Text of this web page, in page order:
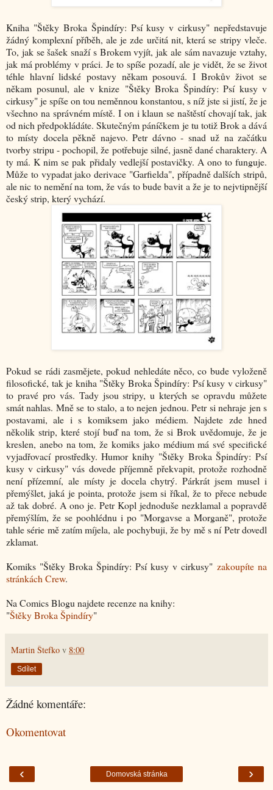
Kniha "Štěky Broka Špindíry: Psí kusy v cirkusy" nepředstavuje
žádný komplexní příběh, ale je zde určitá nit, která se stripy vleče.
To, jak se šašek snaží s Brokem vyjít, jak ale sám navazuje vztahy,
jak má problémy v práci. Je to spíše pozadí, ale je vidět, že se život
téhle hlavní lidské postavy někam posouvá. I Brokův život se
někam posunul, ale v knize "Štěky Broka Špindíry: Psí kusy v
cirkusy" je spíše on tou neměnnou konstantou, s níž jste si jistí, že je
všechno na správném místě. I on i klaun se naštěstí chovají tak, jak
od nich předpokládáte. Skutečným páníčkem je tu totiž Brok a dává
to místy docela pěkně najevo. Petr dávno - snad už na začátku
tvorby stripu - pochopil, že potřebuje silné, jasně dané charaktery. A
ty má. K nim se pak přidaly vedlejší postavičky. A ono to funguje.
Může to vypadat jako derivace "Garfielda", případně dalších stripů,
ale nic to nemění na tom, že vás to bude bavit a že je to nejvtipnější
český strip, který vychází.
Pokud se rádi zasmějete, pokud nehledáte něco, co bude vyloženě
filosofické, tak je kniha "Štěky Broka Špindíry: Psí kusy v cirkusy"
to pravé pro vás. Tady jsou stripy, u kterých se opravdu můžete
smát nahlas. Mně se to stalo, a to nejen jednou. Petr si nehraje jen s
postavami, ale i s komiksem jako médiem. Najdete zde hned
několik strip, které stojí buď na tom, že si Brok uvědomuje, že je
kreslen, anebo na tom, že komiks jako médium má své specifické
vyjadřovací prostředky. Humor knihy "Štěky Broka Špindíry: Psí
kusy v cirkusy" vás dovede příjemně překvapit, protože rozhodně
není přízemní, ale místy je docela chytrý. Párkrát jsem musel i
přemýšlet, jaká je pointa, protože jsem si říkal, že to přece nebude
až tak dobré. A ono je. Petr Kopl jednoduše nezklamal a popravdě
přemýšlím, že se poohlédnu i po "Morgavse a Morganě", protože
tahle série mě zatím míjela, ale pochybuji, že by mě s ní Petr dovedl
zklamat.
Komiks "Štěky Broka Špindíry: Psí kusy v cirkusy" zakoupíte na
stránkách Crew.
Na Comics Blogu najdete recenze na knihy:
"Štěky Broka Špindíry"
Martin Štefko v 8:00
Sdílet
Žádné komentáře:
Okomentovat
‹ ›
Domovská stránka